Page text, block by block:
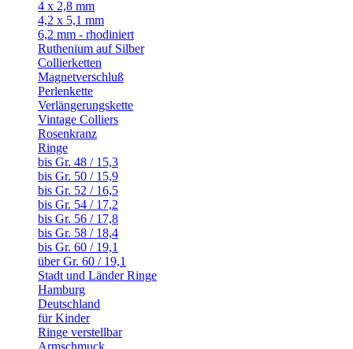
4 x 2,8 mm
4,2 x 5,1 mm
6,2 mm - rhodiniert
Ruthenium auf Silber
Collierketten
Magnetverschluß
Perlenkette
Verlängerungskette
Vintage Colliers
Rosenkranz
Ringe
bis Gr. 48 / 15,3
bis Gr. 50 / 15,9
bis Gr. 52 / 16,5
bis Gr. 54 / 17,2
bis Gr. 56 / 17,8
bis Gr. 58 / 18,4
bis Gr. 60 / 19,1
über Gr. 60 / 19,1
Stadt und Länder Ringe
Hamburg
Deutschland
für Kinder
Ringe verstellbar
Armschmuck